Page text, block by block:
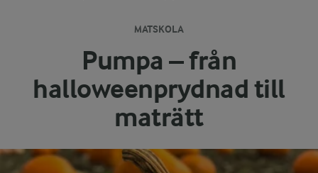
MATSKOLA
Pumpa – från
halloweenprydnad till
maträtt